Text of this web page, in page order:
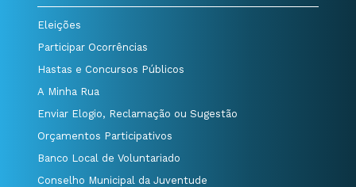
Eleições
Participar Ocorrências
Hastas e Concursos Públicos
A Minha Rua
Enviar Elogio, Reclamação ou Sugestão
Orçamentos Participativos
Banco Local de Voluntariado
Conselho Municipal da Juventude